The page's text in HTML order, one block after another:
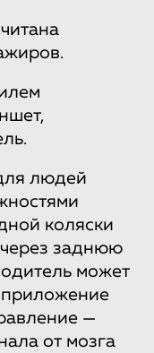
людей
коляски
заднюю
может
приложение
—
от мозга